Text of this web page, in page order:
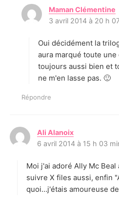
Maman Clémentine
i
:
3 avril 2014 à 20 h
Oui décidément la
aura marqué toute
toujours aussi bien et
ne m'en lasse pas. 🙂
Répondre
Ali Alanoix
i
:
6 avril 2014 à 15 h 03
Moi j'ai adoré Ally Mc Beal
suivre X files aussi, enfin
quoi…j'étais amoureuse